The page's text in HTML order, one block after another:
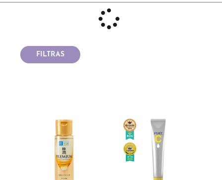
FILTRAS